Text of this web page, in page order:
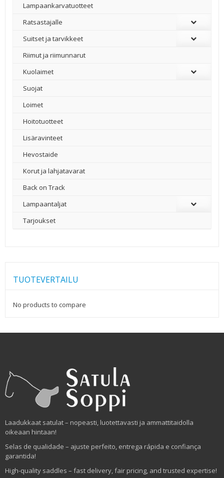
Lampaankarvatuotteet
Ratsastajalle
Suitset ja tarvikkeet
Riimut ja riimunnarut
Kuolaimet
Suojat
Loimet
Hoitotuotteet
Lisäravinteet
Hevostaide
Korut ja lahjatavarat
Back on Track
Lampaantaljat
Tarjoukset
TUOTEVERTAILU
No products to compare
Laadukkaat satulat – nopeasti, luotettavasti ja ammattitaidolla
oikeaan hintaan!
Selas de qualidade – ajuste perfeito, entrega rápida e confiança
garantida!
High-quality saddles – fast delivery, fair pricing, and trusted expertise!